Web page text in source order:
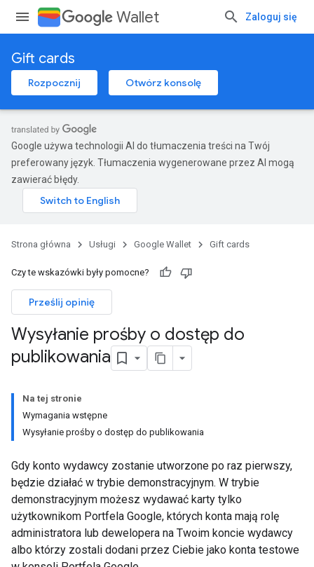
Wallet Zaloguj się
Gift cards
Rozpocznij Otwórz konsolę
Google używa technologii AI do tłumaczenia treści na Twój
preferowany język. Tłumaczenia wygenerowane przez AI mogą
zawierać błędy.
Strona główna Usługi Google Wallet Gift cards
Czy te wskazówki były pomocne?
Prześlij opinię
Wysyłanie prośby o dostęp do
publikowania
Na tej stronie
Wymagania wstępne
Wysyłanie prośby o dostęp do publikowania
Gdy konto wydawcy zostanie utworzone po raz pierwszy,
będzie działać w trybie demonstracyjnym. W trybie
demonstracyjnym możesz wydawać karty tylko
użytkownikom Portfela Google, których konta mają rolę
administratora lub dewelopera na Twoim koncie wydawcy
albo którzy zostali dodani przez Ciebie jako konta testowe